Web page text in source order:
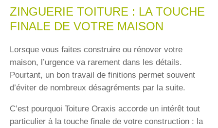
Zinguerie toiture
Des pros de la zinguerie à votre service
Contactez-nous
ZINGUERIE TOITURE : LA TOUCHE
FINALE DE VOTRE MAISON
Lorsque vous faites construire ou rénover votre
maison, l’urgence va rarement dans les détails.
Pourtant, un bon travail de finitions permet souvent
d’éviter de nombreux désagréments par la suite.
C’est pourquoi Toiture Oraxis accorde un intérêt tout
particulier à la touche finale de votre construction : la